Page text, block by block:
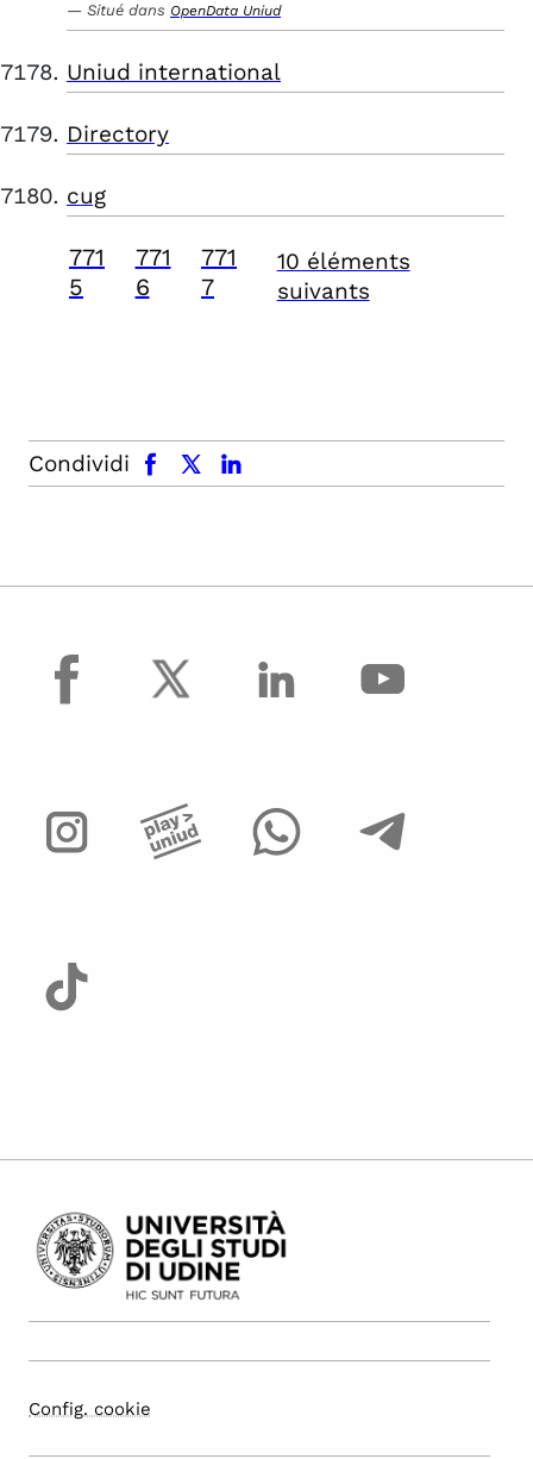
Situé dans OpenData Uniud
Uniud international
Directory
cug
771
5
771
6
771
7
10 éléments
suivants
Condividi
facebook x.com linkedin
facebook
Config. cookie